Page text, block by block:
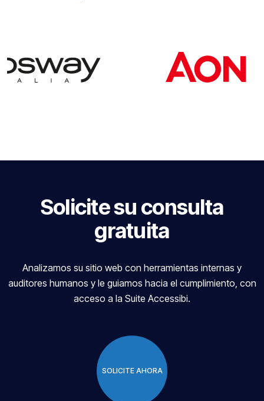
Solicite su consulta
gratuita
Analizamos su sitio web con herramientas internas y
auditores humanos y le guiamos hacia el cumplimiento, con
acceso a la Suite Accessibi.
SOLICITE AHORA